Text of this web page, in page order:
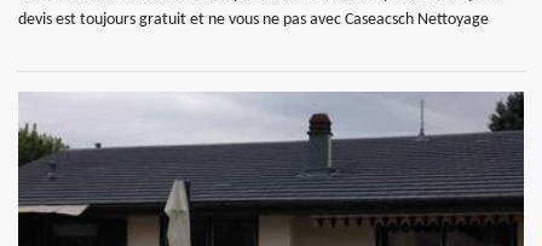
devis est toujours gratuit et ne vous ne pas avec Caseacsch Nettoyage